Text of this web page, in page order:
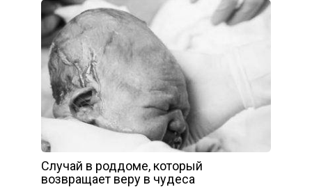
Случай в роддоме, который
возвращает веру в чудеса